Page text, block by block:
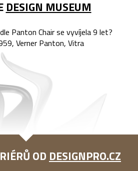
DESIGN MUSEUM
Panton Chair se vyvíjela 9 let?
Verner Panton, Vitra
OD DESIGNPRO.CZ